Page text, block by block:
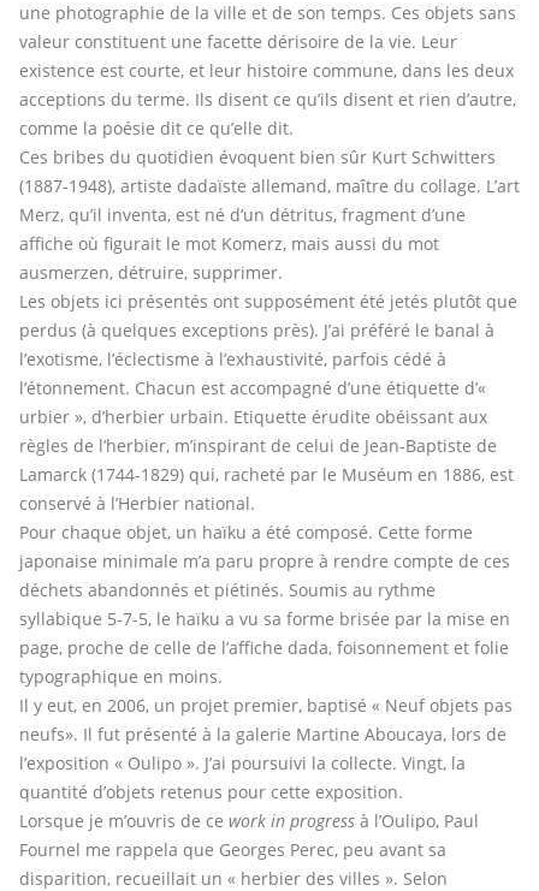
une photographie de la ville et de son temps. Ces objets sans
valeur constituent une facette dérisoire de la vie. Leur
existence est courte, et leur histoire commune, dans les deux
acceptions du terme. Ils disent ce qu’ils disent et rien d’autre,
comme la poésie dit ce qu’elle dit.
Ces bribes du quotidien évoquent bien sûr Kurt Schwitters
(1887-1948), artiste dadaïste allemand, maître du collage. L’art
Merz, qu’il inventa, est né d’un détritus, fragment d’une
affiche où figurait le mot Komerz, mais aussi du mot
ausmerzen, détruire, supprimer.
Les objets ici présentés ont supposément été jetés plutôt que
perdus (à quelques exceptions près). J’ai préféré le banal à
l’exotisme, l’éclectisme à l’exhaustivité, parfois cédé à
l’étonnement. Chacun est accompagné d’une étiquette d’«
urbier », d’herbier urbain. Etiquette érudite obéissant aux
règles de l’herbier, m’inspirant de celui de Jean-Baptiste de
Lamarck (1744-1829) qui, racheté par le Muséum en 1886, est
conservé à l’Herbier national.
Pour chaque objet, un haïku a été composé. Cette forme
japonaise minimale m’a paru propre à rendre compte de ces
déchets abandonnés et piétinés. Soumis au rythme
syllabique 5-7-5, le haïku a vu sa forme brisée par la mise en
page, proche de celle de l’affiche dada, foisonnement et folie
typographique en moins.
Il y eut, en 2006, un projet premier, baptisé « Neuf objets pas
neufs». Il fut présenté à la galerie Martine Aboucaya, lors de
l’exposition « Oulipo ». J’ai poursuivi la collecte. Vingt, la
quantité d’objets retenus pour cette exposition.
Lorsque je m’ouvris de ce work in progress à l’Oulipo, Paul
Fournel me rappela que Georges Perec, peu avant sa
disparition, recueillait un « herbier des villes ». Selon